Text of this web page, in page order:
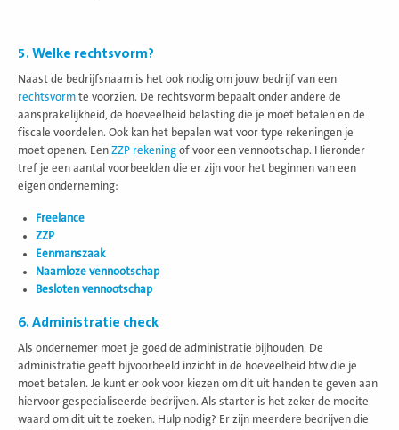
5. Welke rechtsvorm?
Naast de bedrijfsnaam is het ook nodig om jouw bedrijf van een
rechtsvorm te voorzien. De rechtsvorm bepaalt onder andere de
aansprakelijkheid, de hoeveelheid belasting die je moet betalen en de
fiscale voordelen. Ook kan het bepalen wat voor type rekeningen je
moet openen. Een ZZP rekening of voor een vennootschap. Hieronder
tref je een aantal voorbeelden die er zijn voor het beginnen van een
eigen onderneming:
Freelance
ZZP
Eenmanszaak
Naamloze vennootschap
Besloten vennootschap
6. Administratie check
Als ondernemer moet je goed de administratie bijhouden. De
administratie geeft bijvoorbeeld inzicht in de hoeveelheid btw die je
moet betalen. Je kunt er ook voor kiezen om dit uit handen te geven aan
hiervoor gespecialiseerde bedrijven. Als starter is het zeker de moeite
waard om dit uit te zoeken. Hulp nodig? Er zijn meerdere bedrijven die